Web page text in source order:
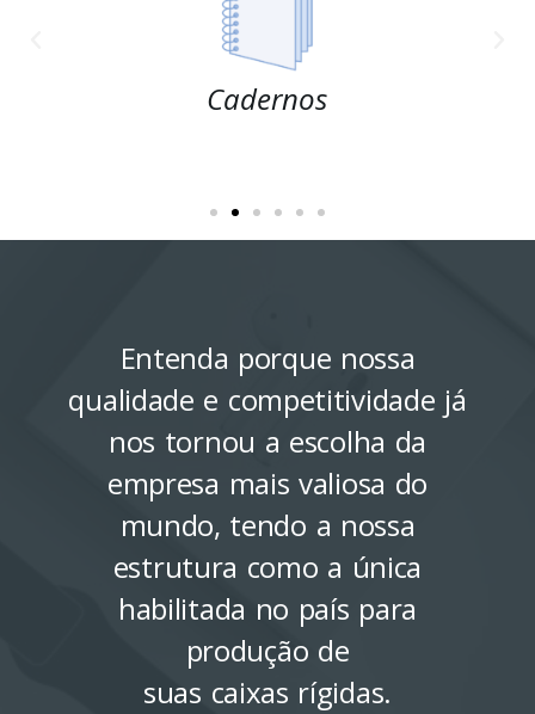
Cadernos
Entenda porque nossa
qualidade e competitividade já
nos tornou a escolha da
empresa mais valiosa do
mundo, tendo a nossa
estrutura como a única
habilitada no país para
produção de
suas caixas rígidas.